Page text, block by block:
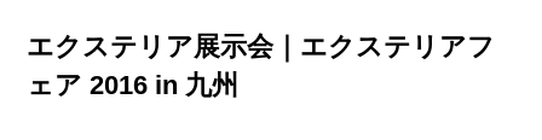
エクステリア展示会｜エクステリアフ
ェア 2016 in 九州